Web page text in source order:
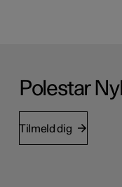
Polestar
Tilmeld dig